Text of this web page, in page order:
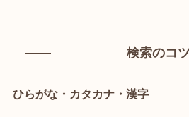
検索のコツ
ひらがな・カタカナ・漢字